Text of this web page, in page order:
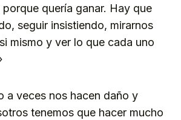
quería ganar. Hay que
seguir insistiendo, mirarnos
mismo y ver lo que cada uno
a veces nos hacen daño y
tenemos que hacer mucho